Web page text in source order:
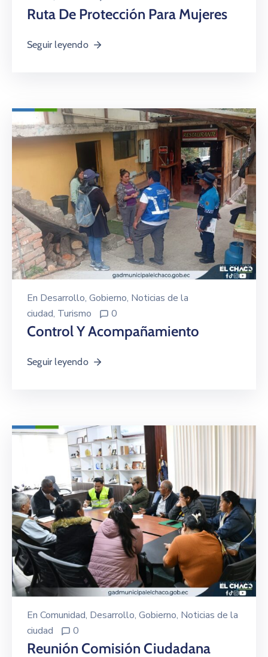
Ruta De Protección Para Mujeres
Seguir leyendo
En Desarrollo‚ Gobierno‚ Noticias de la
ciudad‚ Turismo 0
Control Y Acompañamiento
Seguir leyendo
En Comunidad‚ Desarrollo‚ Gobierno‚ Noticias de la
ciudad
0
Reunión Comisión Ciudadana